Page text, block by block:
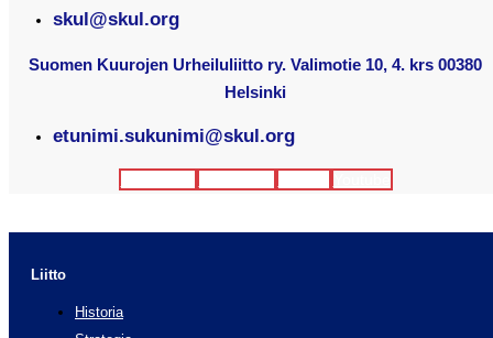
skul@skul.org
Suomen Kuurojen Urheiluliitto ry. Valimotie 10, 4. krs 00380
Helsinki
etunimi.sukunimi@skul.org
Liitto
Historia